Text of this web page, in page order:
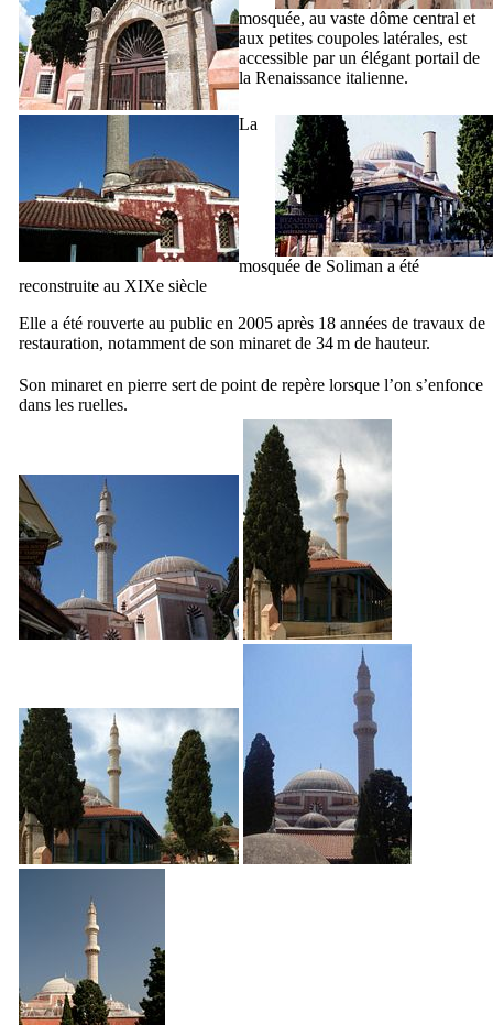
mosquée, au vaste dôme central et
aux petites coupoles latérales, est
accessible par un élégant portail de
la Renaissance italienne.
La
mosquée de Soliman a été
reconstruite au XIXe siècle
Elle a été rouverte au public en 2005 après 18 années de travaux de
restauration, notamment de son minaret de 34 m de hauteur.
Son minaret en pierre sert de point de repère lorsque l’on s’enfonce
dans les ruelles.